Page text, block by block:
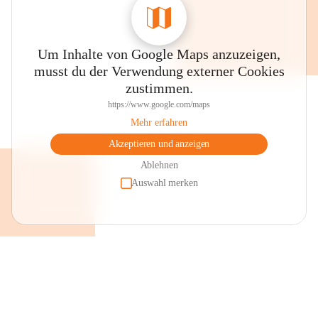
Um Inhalte von Google Maps anzuzeigen,
musst du der Verwendung externer Cookies
zustimmen.
https://www.google.com/maps
Mehr erfahren
Akzeptieren und anzeigen
Ablehnen
Auswahl merken